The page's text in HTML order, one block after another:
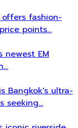
offers fashion-
points…
newest EM
Bangkok's ultra-
seeking…